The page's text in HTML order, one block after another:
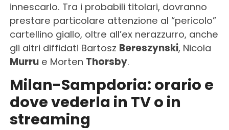
innescarlo. Tra i probabili titolari, dovranno
prestare particolare attenzione al “pericolo”
cartellino giallo, oltre all’ex nerazzurro, anche
gli altri diffidati Bartosz Bereszynski, Nicola
Murrue Morten Thorsby.
Milan-Sampdoria: orario e
dove vederla in TV o in
streaming